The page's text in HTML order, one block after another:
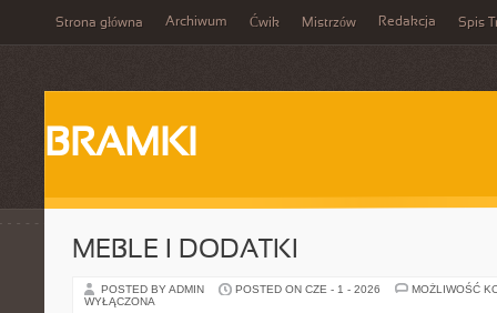
Strona główna Archiwum Ćwik Mistrzów Redakcja Spis
BRAMKI
MEBLE I DODATKI
POSTED BY ADMIN POSTED ON CZE - 1 - 2026
MOŻLIWOŚĆ
WYŁĄCZONA